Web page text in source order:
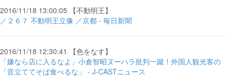
2016/11/18 13:00:05 【不動明王】
／２６７ 不動明王立像 ／京都 - 毎日新聞
2016/11/18 12:30:41 【色をなす】
「嫌なら店に入るなよ」小倉智昭ヌーハラ批判一蹴！外国人観光客の
「音立ててそば食べるな」 - J-CASTニュース